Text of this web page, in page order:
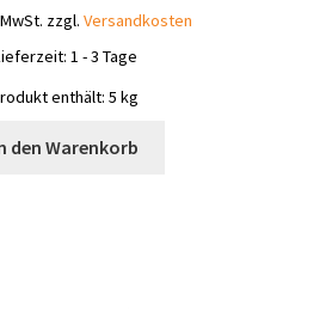
zzgl. Versandkosten
1 - 3 Tage
enthält: 5 kg
den Warenkorb